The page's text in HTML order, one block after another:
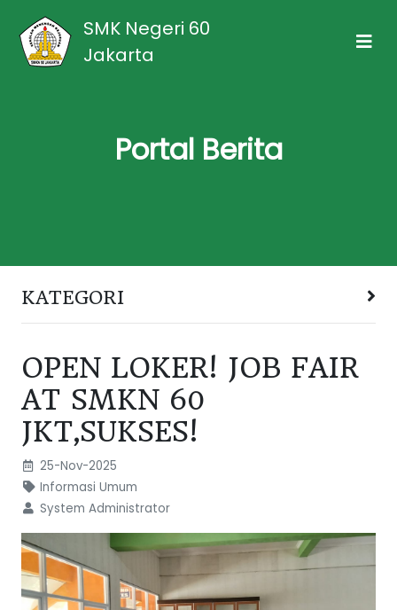
SMK Negeri 60
Jakarta
Portal Berita
KATEGORI
OPEN LOKER! JOB FAIR
AT SMKN 60
JKT,SUKSES!
25-Nov-2025
Informasi Umum
System Administrator